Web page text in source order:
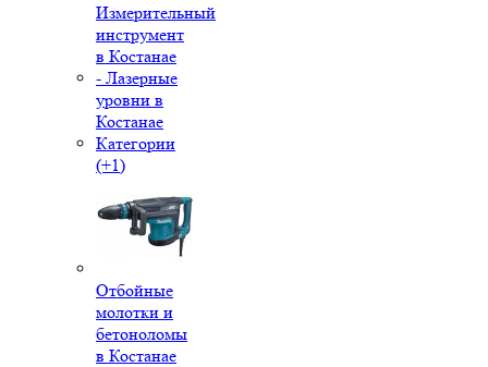
Измерительный
инструмент
в Костанае
- Лазерные
уровни в
Костанае
Категории
(+1)
Отбойные
молотки и
бетоноломы
в Костанае